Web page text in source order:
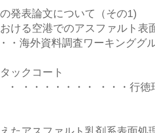
発表論文について（その1)
ける空港でのアスファルト表
料調査ワーキンググル
ックコート
・・・ ・・・行徳